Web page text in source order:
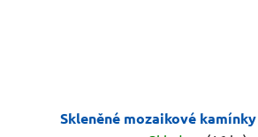
Skleněné mozaikové